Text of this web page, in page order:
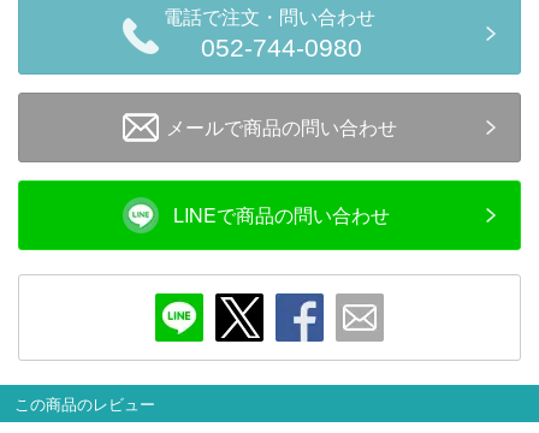
ご注文方法
ヘルプページ
ログイン/マイページ
お気に入りリスト
新規会員登録
会員ランクについて
電話で注文・問い合わせ
052-744-0980
メールで商品の問い合わせ
LINEで商品の問い合わせ
この商品のレビュー